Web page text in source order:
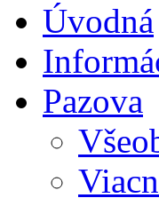
Úvodná
Pazova